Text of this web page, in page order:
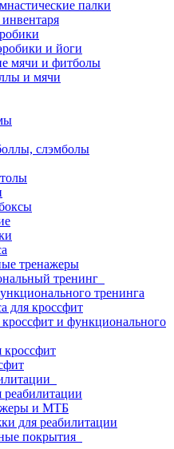
палки
и йоги
мячи и фитболы
и мячи
слэмболы
тренажеры
тренинг
тренинга
для кроссфит
и функционального
кроссфит
и МТБ
для реабилитации
покрытия